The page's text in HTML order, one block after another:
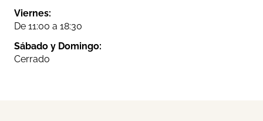
Viernes:
De 11:00 a 18:30
Sábado y Domingo:
Cerrado